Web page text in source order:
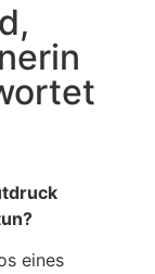
eines